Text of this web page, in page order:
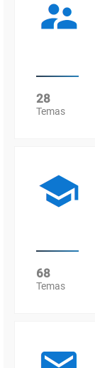
28
Temas
68
Temas